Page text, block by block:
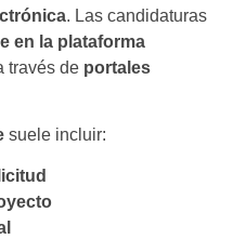
. Las candidaturas
en la plataforma
través de portales
suele incluir: